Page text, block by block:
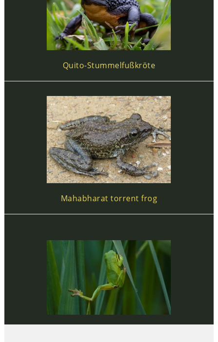
Quito-Stummelfußkröte
Mahabharat torrent frog